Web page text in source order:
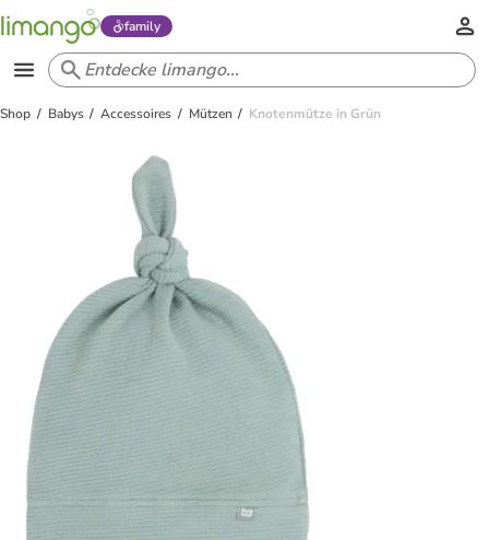
family
Shop Babys Accessoires Mützen Knotenmütze in Grün